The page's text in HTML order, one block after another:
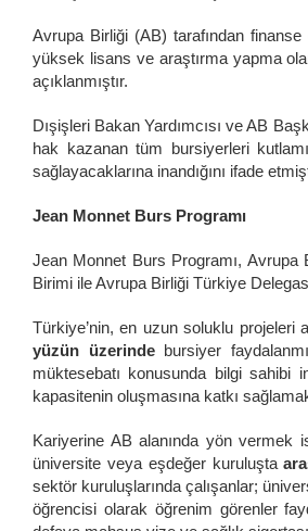
Avrupa Birliği (AB) tarafından
yüksek lisans ve araştırma yapma
açıklanmıştır.
Dışişleri Bakan Yardımcısı ve AB
hak kazanan tüm bursiyerleri
sağlayacaklarına inandığını ifade
Jean Monnet Burs Programı
Jean Monnet Burs Programı, Avrupa
Birimi ile Avrupa Birliği Türkiye
Türkiye’nin, en uzun soluklu
yüzün üzerinde bursiyer
müktesebatı konusunda bilgi sahibi
kapasitenin oluşmasına katkı
Kariyerine AB alanında yön vermek
üniversite veya eşdeğer kuruluşta
sektör kuruluşlarında çalışanlar;
öğrencisi olarak öğrenim görenler